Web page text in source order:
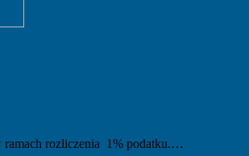
ramach rozliczenia 1% podatku.…